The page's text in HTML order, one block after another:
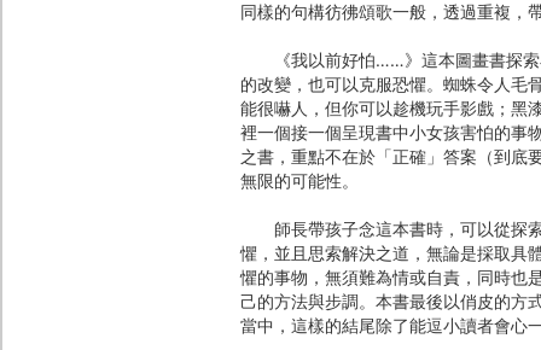
同樣的句構彷彿頌歌一般，透過重複，
《我以前好怕……》這本圖畫書探索
的改變，也可以克服恐懼。蜘蛛令人毛
能很嚇人，但你可以趁機玩手影戲；黑
裡一個接一個呈現書中小女孩害怕的事
之書，重點不在於「正確」答案（到底
無限的可能性。
師長帶孩子念這本書時，可以從探索
懼，並且思索解決之道，無論是採取具
懼的事物，無須難為情或自責，同時也
己的方法與步調。本書最後以俏皮的方
當中，這樣的結尾除了能逗小讀者會心